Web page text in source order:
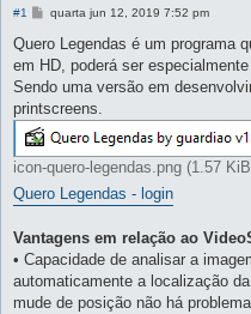
#1
M
n
a
g
m
quarta jun 12, 2019 7:52 pm
Quero Legendas é um programa
em HD, poderá ser
Sendo uma versão em
printscreens.
icon-quero-legendas.png (1.57
Quero Legendas - login
Vantagens em relação ao
• Capacidade de analisar a
automaticamente a localização
mude de posição não há problema